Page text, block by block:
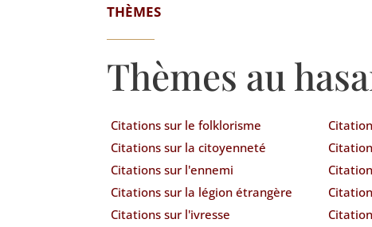
THÈMES
Thèmes au
Citations sur le folklorisme
Citations sur la citoyenneté
Citations sur l'ennemi
Citations sur la légion étrangère
Citations sur l'ivresse